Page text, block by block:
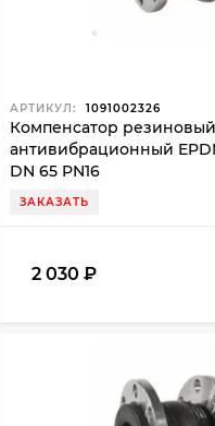
АРТИКУЛ: 1091002326
Компенсатор резиновый
антивибрационный
DN 65 PN16
ЗАКАЗАТЬ
2 030 ₽